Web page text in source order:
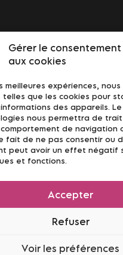
Gérer le consentement
aux cookies
meilleures expériences, nous
telles que les cookies pour
des appareils.
nous permettra de
de navigation
fait de ne pas consentir ou
peut avoir un effet négatif
et fonctions.
Accepter
Refuser
Voir les préférences
DE
nous !
VOUS POUR RECEVOIR
NOUVELLES !